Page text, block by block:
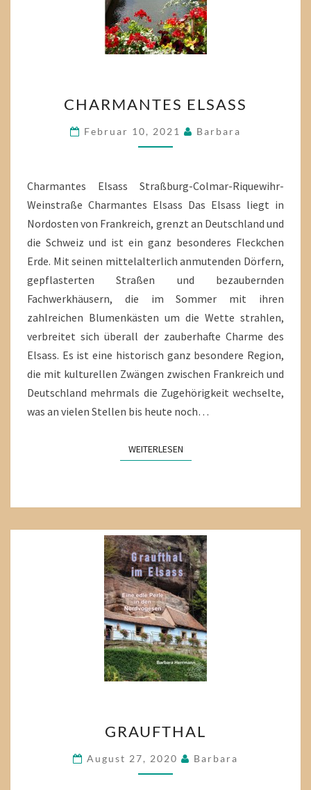
ELSASS
CHARMANTES ELSASS
Februar 10, 2021 Barbara
Charmantes Elsass Straßburg-Colmar-Riquewihr-
Weinstraße Charmantes Elsass Das Elsass liegt in
Nordosten von Frankreich, grenzt an Deutschland und
die Schweiz und ist ein ganz besonderes Fleckchen
Erde. Mit seinen mittelalterlich anmutenden Dörfern,
gepflasterten Straßen und bezaubernden
Fachwerkhäusern, die im Sommer mit ihren
zahlreichen Blumenkästen um die Wette strahlen,
verbreitet sich überall der zauberhafte Charme des
Elsass. Es ist eine historisch ganz besondere Region,
die mit kulturellen Zwängen zwischen Frankreich und
Deutschland mehrmals die Zugehörigkeit wechselte,
was an vielen Stellen bis heute noch…
WEITERLESENWEITERLESEN
GRAUFTHAL
August 27, 2020 Barbara